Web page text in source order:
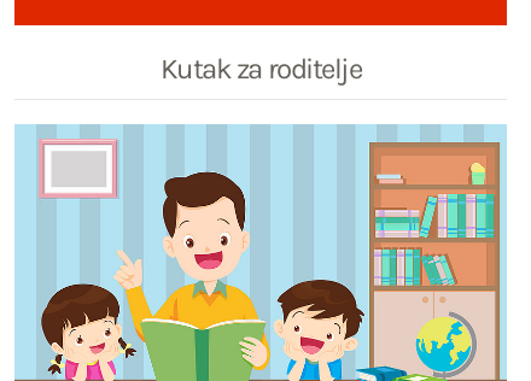
Kutak za roditelje